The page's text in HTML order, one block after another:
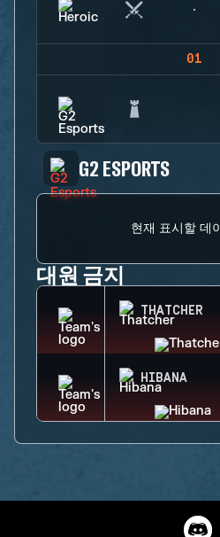
01
G2 ESPORTS
현재 표시할 데
대원 금지
THATCHER
HIBANA